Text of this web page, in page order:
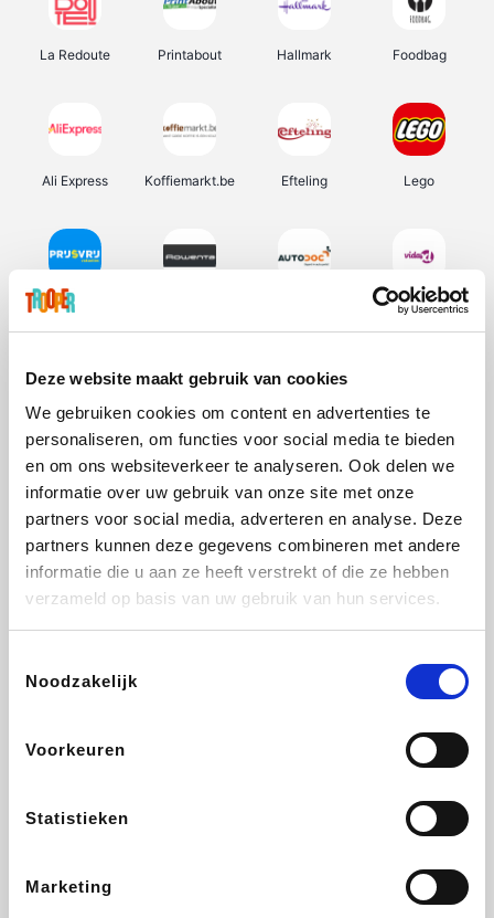
Deze website maakt gebruik van cookies
We gebruiken cookies om content en advertenties te
personaliseren, om functies voor social media te bieden
en om ons websiteverkeer te analyseren. Ook delen we
informatie over uw gebruik van onze site met onze
partners voor social media, adverteren en analyse. Deze
partners kunnen deze gegevens combineren met andere
informatie die u aan ze heeft verstrekt of die ze hebben
verzameld op basis van uw gebruik van hun services.
Noodzakelijk
Voorkeuren
Statistieken
Marketing
La Redoute Printabout Hallmark Foodbag
Ali Express Koffiemarkt.be Efteling Lego
Prijsvrij Vidaxl
Lampenlicht.be De Online Drogist Hotels.com Adidas
DectDirect
Brussels Airlines
EuroGifts Get Your Guide